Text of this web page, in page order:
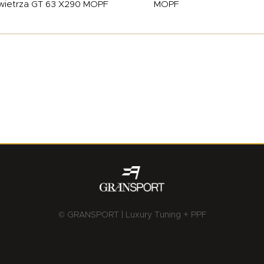
GT 63 X290 MOPF MOPF
© GRANSPORT | Luxury Tuning + PPF